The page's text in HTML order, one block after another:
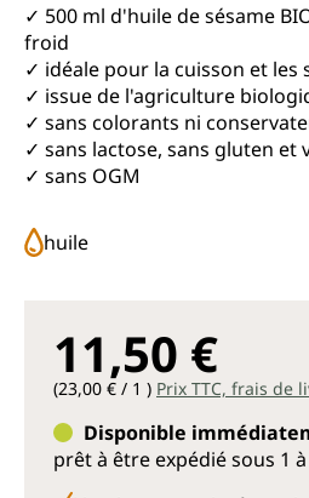
✓ 500 ml d'huile de sésame
froid
✓ idéale pour la cuisson et les
✓ issue de l'agriculture
✓ sans colorants ni
✓ sans lactose, sans gluten et
✓ sans OGM
huile
11,50 €
(23,00 € / 1 ) Prix TTC, frais de
Disponible
prêt à être expédié sous 1